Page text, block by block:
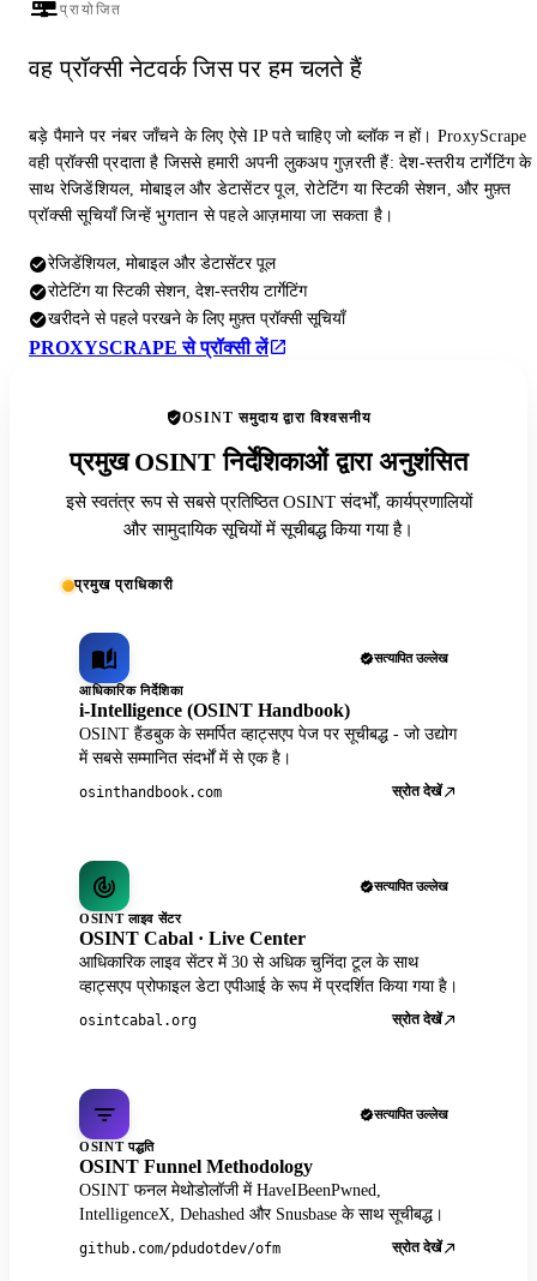
प्रायोजित
वह प्रॉक्सी नेटवर्क जिस पर हम चलते हैं
बड़े पैमाने पर नंबर जाँचने के लिए ऐसे IP पते चाहिए जो ब्लॉक न हों। ProxyScrape
वही प्रॉक्सी प्रदाता है जिससे हमारी अपनी लुकअप गुज़रती हैं: देश-स्तरीय टार्गेटिंग के
साथ रेजिडेंशियल, मोबाइल और डेटासेंटर पूल, रोटेटिंग या स्टिकी सेशन, और मुफ़्त
प्रॉक्सी सूचियाँ जिन्हें भुगतान से पहले आज़माया जा सकता है।
रेजिडेंशियल, मोबाइल और डेटासेंटर पूल
रोटेटिंग या स्टिकी सेशन, देश-स्तरीय टार्गेटिंग
खरीदने से पहले परखने के लिए मुफ़्त प्रॉक्सी सूचियाँ
PROXYSCRAPE से प्रॉक्सी लें
OSINT समुदाय द्वारा विश्वसनीय
प्रमुख OSINT निर्देशिकाओं द्वारा अनुशंसित
इसे स्वतंत्र रूप से सबसे प्रतिष्ठित OSINT संदर्भों, कार्यप्रणालियों
और सामुदायिक सूचियों में सूचीबद्ध किया गया है।
प्रमुख प्राधिकारी
सत्यापित उल्लेख
आधिकारिक निर्देशिका
i-Intelligence (OSINT Handbook)
OSINT हैंडबुक के समर्पित व्हाट्सएप पेज पर सूचीबद्ध - जो उद्योग
में सबसे सम्मानित संदर्भों में से एक है।
osinthandbook.com स्रोत देखें
सत्यापित उल्लेख
OSINT लाइव सेंटर
OSINT Cabal · Live Center
आधिकारिक लाइव सेंटर में 30 से अधिक चुनिंदा टूल के साथ
व्हाट्सएप प्रोफाइल डेटा एपीआई के रूप में प्रदर्शित किया गया है।
osintcabal.org स्रोत देखें
सत्यापित उल्लेख
OSINT पद्धति
OSINT Funnel Methodology
OSINT फनल मेथोडोलॉजी में HaveIBeenPwned,
IntelligenceX, Dehashed और Snusbase के साथ सूचीबद्ध।
github.com/pdudotdev/ofm स्रोत देखें